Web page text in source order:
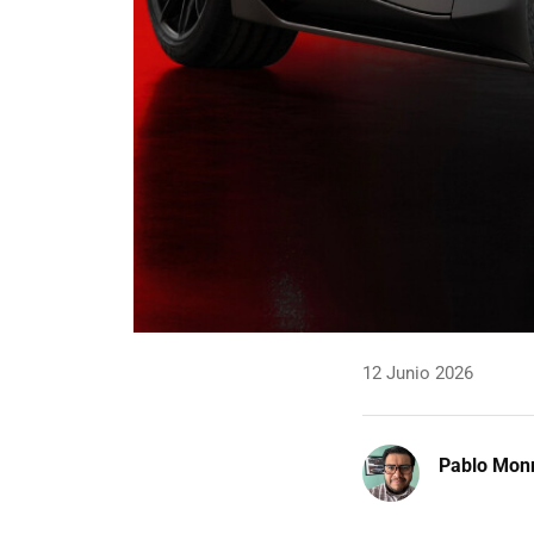
12 Junio 2026
Pablo